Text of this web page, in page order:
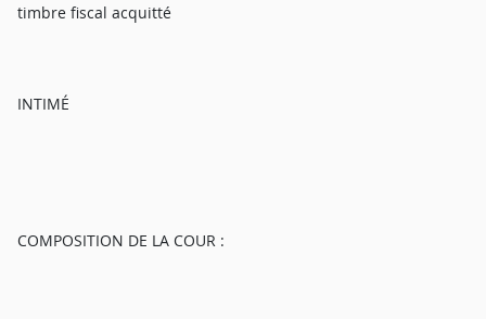
timbre fiscal acquitté
INTIMÉ
COMPOSITION DE LA COUR :